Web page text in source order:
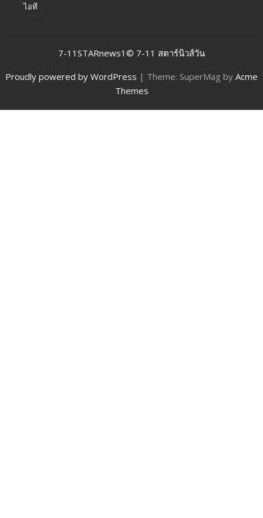
ไอที
7-11STARnews1© 7-11 สตาร์นิวส์วัน
Proudly powered by WordPress | Theme: SuperMag by Acme
Themes